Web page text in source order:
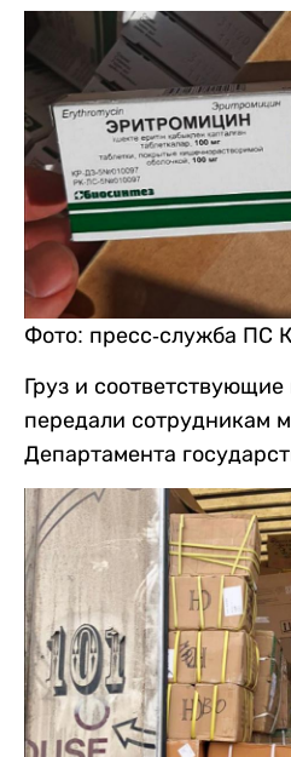
Фото: пресс-служба ПС
Груз и
передали сотрудникам
Департамента